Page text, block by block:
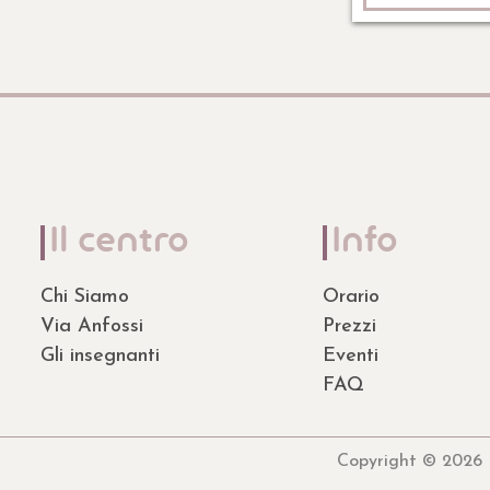
Il centro
Chi Siamo
Via Anfossi
Gli insegnanti
Info
Orario
Prezzi
Eventi
FAQ
Copyright © 2026